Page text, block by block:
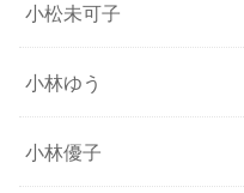
小松未可子
小林ゆう
小林優子